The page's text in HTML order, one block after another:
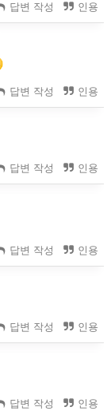
답변 작성 인용
답변 작성 인용
답변 작성 인용
답변 작성 인용
답변 작성 인용
답변 작성 인용